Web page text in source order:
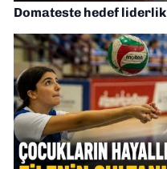
Domateste hedef liderlik